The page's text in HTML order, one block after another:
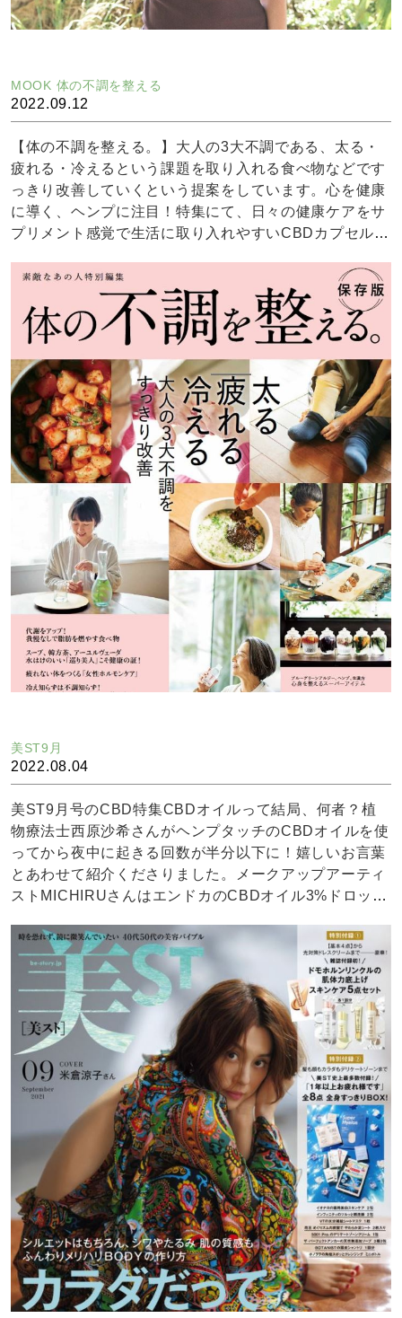
MOOK 体の不調を整える
2022.09.12
【体の不調を整える。】大人の3大不調である、太る・
疲れる・冷えるという課題を取り入れる食べ物などです
っきり改善していくという提案をしています。心を健康
に導く、ヘンプに注目！特集にて、日々の健康ケアをサ
プリメント感覚で生活に取り入れやすいCBDカプセルと
美ST9月
2022.08.04
美ST9月号のCBD特集CBDオイルって結局、何者？植
物療法士西原沙希さんがヘンプタッチのCBDオイルを使
ってから夜中に起きる回数が半分以下に！嬉しいお言葉
とあわせて紹介くださりました。メークアップアーティ
ストMICHIRUさんはエンドカのCBDオイル3%ドロップ
寝る前マッサージ・体のコリなどに利用